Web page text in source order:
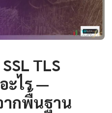
TLS
ะไร —
ากพื้นฐาน